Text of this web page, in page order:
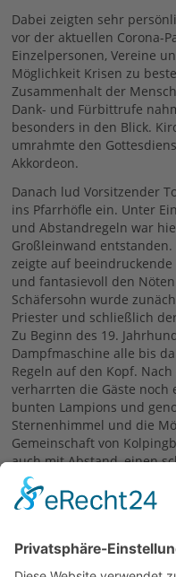
Dabei zeigten sehr
vor der aktuellen Corona-
Einzelpersonen, Vereine
Möglichkeit Krisen zu
Zusammenhalt der
Dank- und Fürbittrufe
besonders in den Blick.
umrahmte den
Akkordeon.
Danach lud Vorsitzender
ins Pfarrhöfle ein. Unter
und Abstandregeln war
Großleinwand entstanden.
zeigte auf
und fantasievoll den
Schäfersohn wurde
Priester und schließlich
Zu Beginn des 19.
Dampfmaschine alle bis
Regeln auf den Kopf.
verharrten die Gäste noch
bunten Lampions und
Sternenhimmel und die
Gemeinschaft von
auch mit Abstand, einen
Bilder und Text: Sabine
zurück